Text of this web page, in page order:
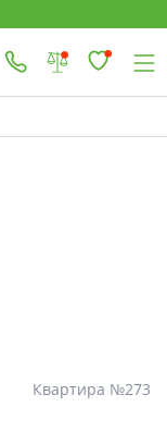
Квартира №273
Комнатность
в